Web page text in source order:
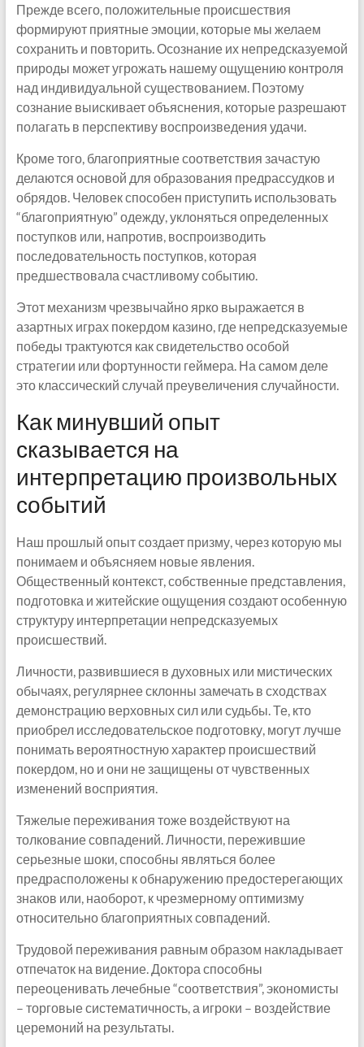
Прежде всего, положительные происшествия
формируют приятные эмоции, которые мы желаем
сохранить и повторить. Осознание их непредсказуемой
природы может угрожать нашему ощущению контроля
над индивидуальной существованием. Поэтому
сознание выискивает объяснения, которые разрешают
полагать в перспективу воспроизведения удачи.
Кроме того, благоприятные соответствия зачастую
делаются основой для образования предрассудков и
обрядов. Человек способен приступить использовать
“благоприятную” одежду, уклоняться определенных
поступков или, напротив, воспроизводить
последовательность поступков, которая
предшествовала счастливому событию.
Этот механизм чрезвычайно ярко выражается в
азартных играх покердом казино, где непредсказуемые
победы трактуются как свидетельство особой
стратегии или фортунности геймера. На самом деле
это классический случай преувеличения случайности.
Как минувший опыт
сказывается на
интерпретацию произвольных
событий
Наш прошлый опыт создает призму, через которую мы
понимаем и объясняем новые явления.
Общественный контекст, собственные представления,
подготовка и житейские ощущения создают особенную
структуру интерпретации непредсказуемых
происшествий.
Личности, развившиеся в духовных или мистических
обычаях, регулярнее склонны замечать в сходствах
демонстрацию верховных сил или судьбы. Те, кто
приобрел исследовательское подготовку, могут лучше
понимать вероятностную характер происшествий
покердом, но и они не защищены от чувственных
изменений восприятия.
Тяжелые переживания тоже воздействуют на
толкование совпадений. Личности, пережившие
серьезные шоки, способны являться более
предрасположены к обнаружению предостерегающих
знаков или, наоборот, к чрезмерному оптимизму
относительно благоприятных совпадений.
Трудовой переживания равным образом накладывает
отпечаток на видение. Доктора способны
переоценивать лечебные “соответствия”, экономисты
– торговые систематичность, а игроки – воздействие
церемоний на результаты.